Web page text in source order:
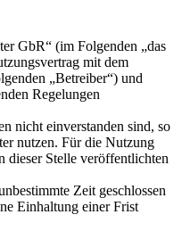
GbR“ (im Folgenden „das
mit dem
„Betreiber“) und
Regelungen
nicht einverstanden sind, so
nutzen. Für die Nutzung
dieser Stelle veröffentlichten
Zeit geschlossen
Einhaltung einer Frist